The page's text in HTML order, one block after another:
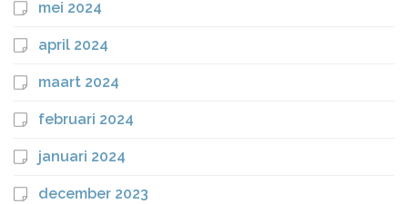
mei 2024
april 2024
maart 2024
februari 2024
januari 2024
december 2023